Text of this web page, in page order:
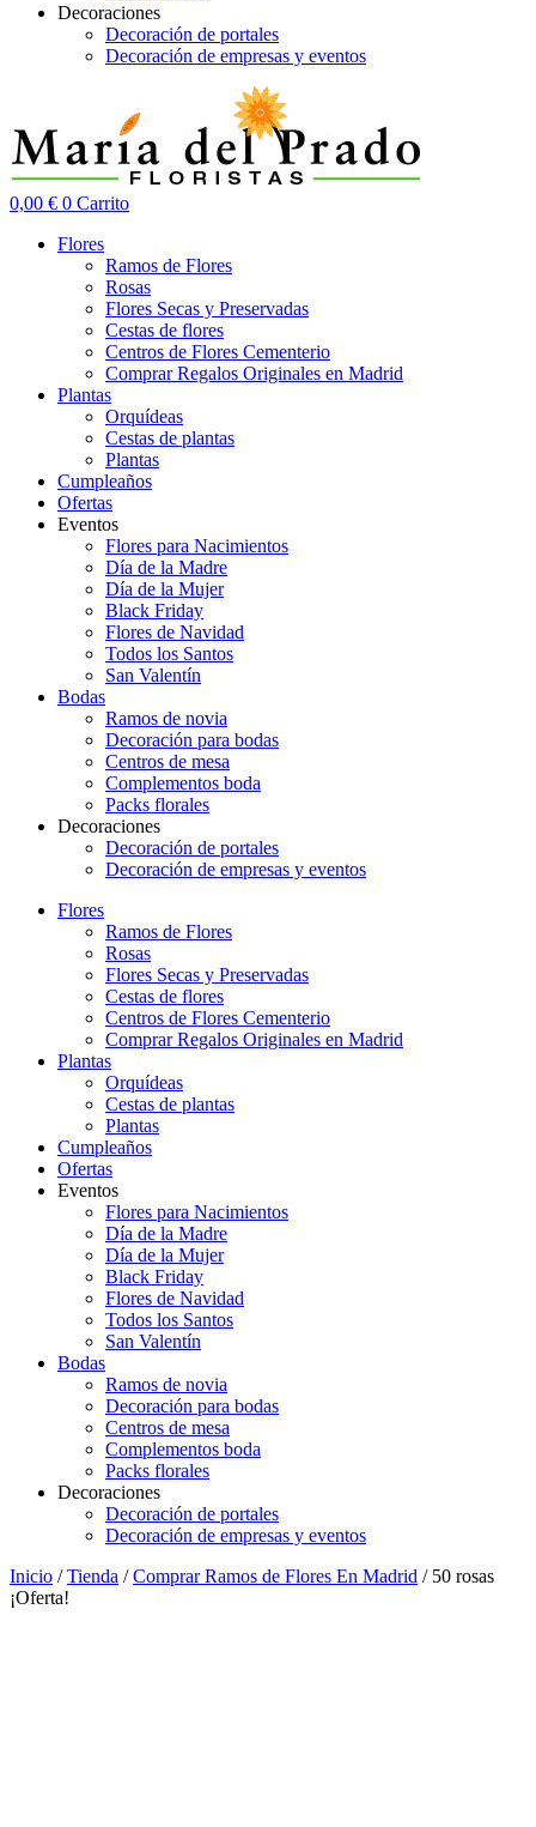
Decoraciones
Decoración de portales
Decoración de empresas y eventos
0,00 € 0 Carrito
Flores
Ramos de Flores
Rosas
Flores Secas y Preservadas
Cestas de flores
Centros de Flores Cementerio
Comprar Regalos Originales en Madrid
Plantas
Orquídeas
Cestas de plantas
Plantas
Cumpleaños
Ofertas
Eventos
Flores para Nacimientos
Día de la Madre
Día de la Mujer
Black Friday
Flores de Navidad
Todos los Santos
San Valentín
Bodas
Ramos de novia
Decoración para bodas
Centros de mesa
Complementos boda
Packs florales
Decoraciones
Decoración de portales
Decoración de empresas y eventos
Flores
Ramos de Flores
Rosas
Flores Secas y Preservadas
Cestas de flores
Centros de Flores Cementerio
Comprar Regalos Originales en Madrid
Plantas
Orquídeas
Cestas de plantas
Plantas
Cumpleaños
Ofertas
Eventos
Flores para Nacimientos
Día de la Madre
Día de la Mujer
Black Friday
Flores de Navidad
Todos los Santos
San Valentín
Bodas
Ramos de novia
Decoración para bodas
Centros de mesa
Complementos boda
Packs florales
Decoraciones
Decoración de portales
Decoración de empresas y eventos
Inicio /Tienda /Comprar Ramos de Flores En Madrid / 50 rosas
¡Oferta!